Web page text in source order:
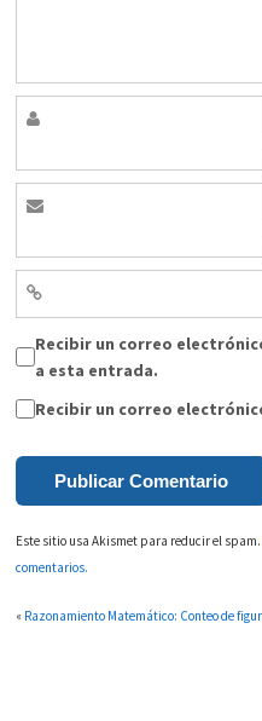
Recibir un correo
a esta entrada.
Recibir un correo
Este sitio usa Akismet para reducir el
comentarios.
« Razonamiento Matemático: Conteo de